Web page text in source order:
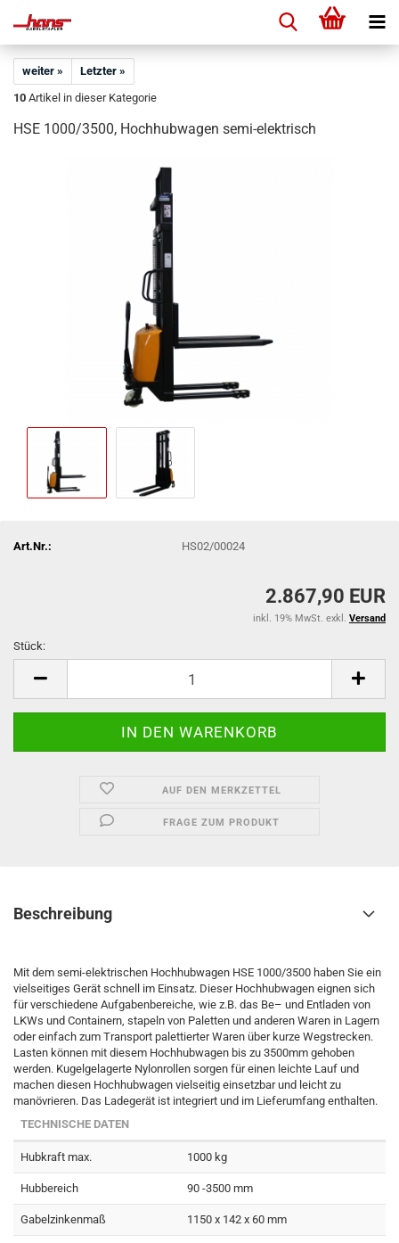
weiter »
Letzter »
10 Artikel in dieser Kategorie
HSE 1000/3500, Hochhubwagen semi-elektrisch
Art.Nr.: HS02/00024
2.867,90 EUR
inkl. 19% MwSt. exkl. Versand
Stück:
AUF DEN MERKZETTEL
FRAGE ZUM PRODUKT
Beschreibung
Mit dem semi-elektrischen Hochhubwagen HSE 1000/3500 haben Sie ein
vielseitiges Gerät schnell im Einsatz. Dieser Hochhubwagen eignen sich
für verschiedene Aufgabenbereiche, wie z.B. das Be– und Entladen von
LKWs und Containern, stapeln von Paletten und anderen Waren in Lagern
oder einfach zum Transport palettierter Waren über kurze Wegstrecken.
Lasten können mit diesem Hochhubwagen bis zu 3500mm gehoben
werden. Kugelgelagerte Nylonrollen sorgen für einen leichte Lauf und
machen diesen Hochhubwagen vielseitig einsetzbar und leicht zu
manövrieren. Das Ladegerät ist integriert und im Lieferumfang enthalten.
TECHNISCHE DATEN
Hubkraft max. 1000 kg
Hubbereich 90 -3500 mm
Gabelzinkenmaß 1150 x 142 x 60 mm